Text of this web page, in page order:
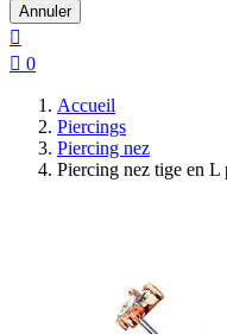
Annuler

 0
Accueil
Piercings
Piercing nez
Piercing nez tige en L